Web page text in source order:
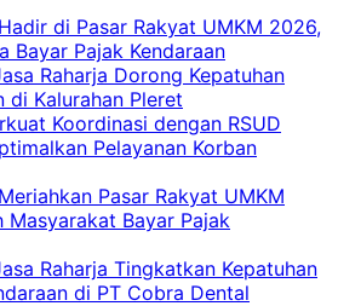
di Pasar Rakyat UMKM 2026,
Bayar Pajak Kendaraan
Raharja Dorong Kepatuhan
di Kalurahan Pleret
Koordinasi dengan RSUD
Pelayanan Korban
Pasar Rakyat UMKM
Masyarakat Bayar Pajak
Raharja Tingkatkan Kepatuhan
di PT Cobra Dental